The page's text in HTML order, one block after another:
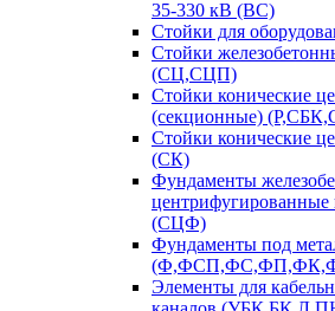
35-330 кВ (ВС)
Стойки для
Стойки
(СЦ,СЦП)
Стойки конические
(секционные)
Стойки конические
(СК)
Фундаменты
центрифугированные
(СЦФ)
Фундаменты под
Элементы для